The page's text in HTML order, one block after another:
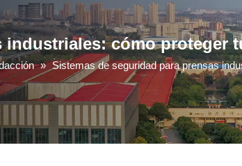
industriales: cómo proteger
» Sistemas de seguridad para prensas